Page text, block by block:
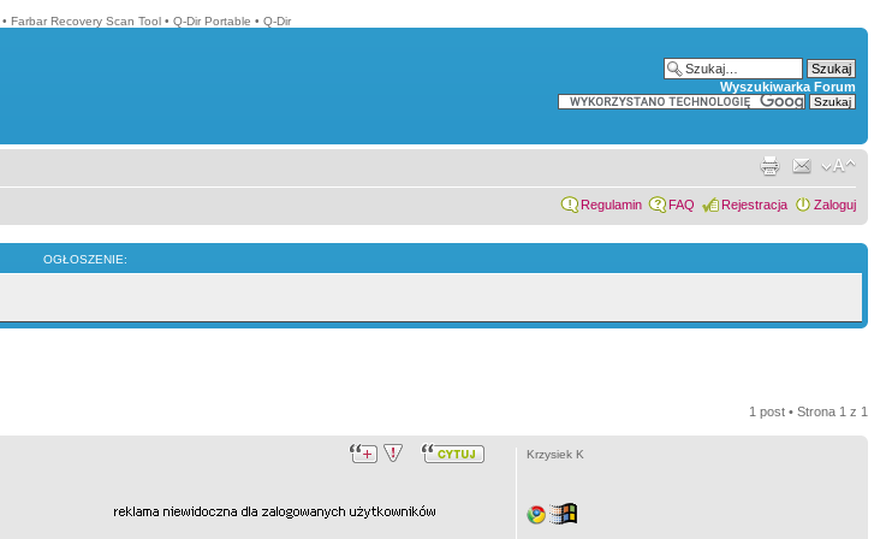
• Farbar Recovery Scan Tool • Q-Dir Portable • Q-Dir
Wyszukiwarka Forum
Regulamin FAQ Rejestracja Zaloguj
OGŁOSZENIE:
1 post • Strona 1 z 1
Krzysiek K